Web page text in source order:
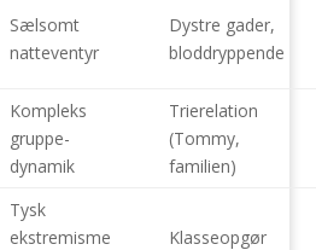
Sælsomt
natteventyr
Dystre gader,
bloddryppende
Kompleks
gruppe-
dynamik
Trierelation
(Tommy,
familien)
Tysk
ekstremisme
Klasseopgør